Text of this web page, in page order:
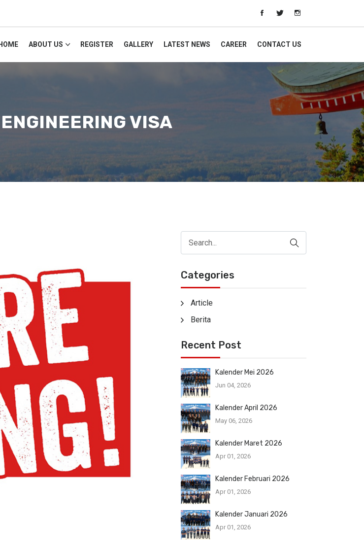
HOME ABOUT US REGISTER GALLERY LATEST NEWS CAREER CONTACT US
VISA
Categories
Article
Berita
Recent Post
Kalender Mei 2026
Jun 04, 2026
Kalender April 2026
May 06, 2026
Kalender Maret 2026
Apr 01, 2026
Kalender Februari 2026
Apr 01, 2026
Kalender Januari 2026
Apr 01, 2026